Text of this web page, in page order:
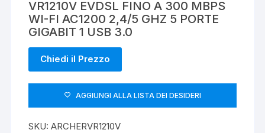
VR1210V EVDSL FINO A 300 MBPS
WI-FI AC1200 2,4/5 GHZ 5 PORTE
GIGABIT 1 USB 3.0
Chiedi il Prezzo
AGGIUNGI ALLA LISTA DEI DESIDERI
SKU:ARCHERVR1210V